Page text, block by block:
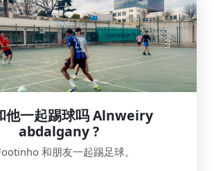
他一起踢球吗 Alnweiry
abdalgany ?
和朋友一起踢足球。